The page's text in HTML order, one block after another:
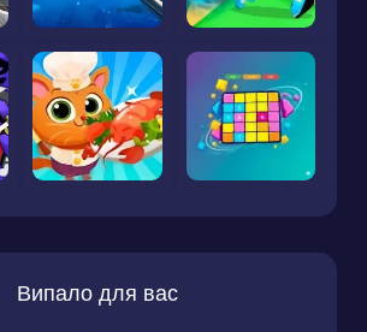
Випало для вас